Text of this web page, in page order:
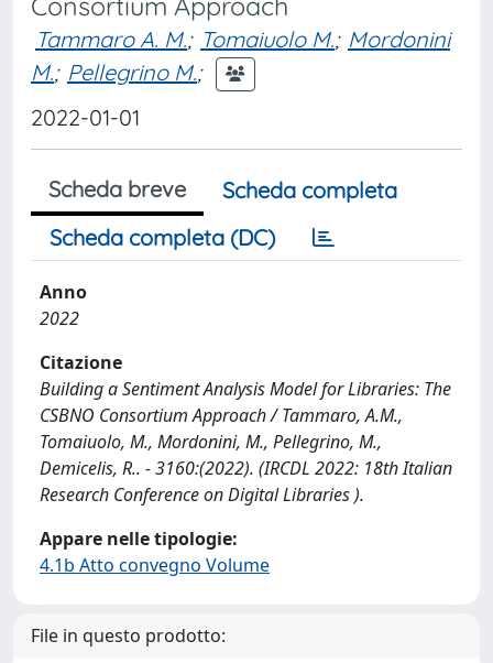
Tammaro A. M.; Tomaiuolo M.; Mordonini
M.; Pellegrino M.;
2022-01-01
Scheda breve
Scheda completa
Scheda completa (DC)
Anno
2022
Citazione
Building a Sentiment Analysis Model for Libraries: The
CSBNO Consortium Approach / Tammaro, A.M.,
Tomaiuolo, M., Mordonini, M., Pellegrino, M.,
Demicelis, R.. - 3160:(2022). (IRCDL 2022: 18th Italian
Research Conference on Digital Libraries ).
Appare nelle tipologie:
4.1b Atto convegno Volume
File in questo prodotto: